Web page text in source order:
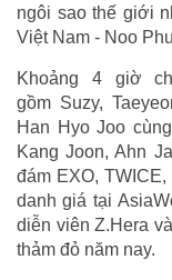
ngôi sao thế giới
Việt Nam - Noo
Khoảng 4 giờ
gồm Suzy,
Han Hyo Joo
Kang Joon, Ahn
đám EXO,
danh giá tại
diễn viên Z.Hera
thảm đỏ năm nay.